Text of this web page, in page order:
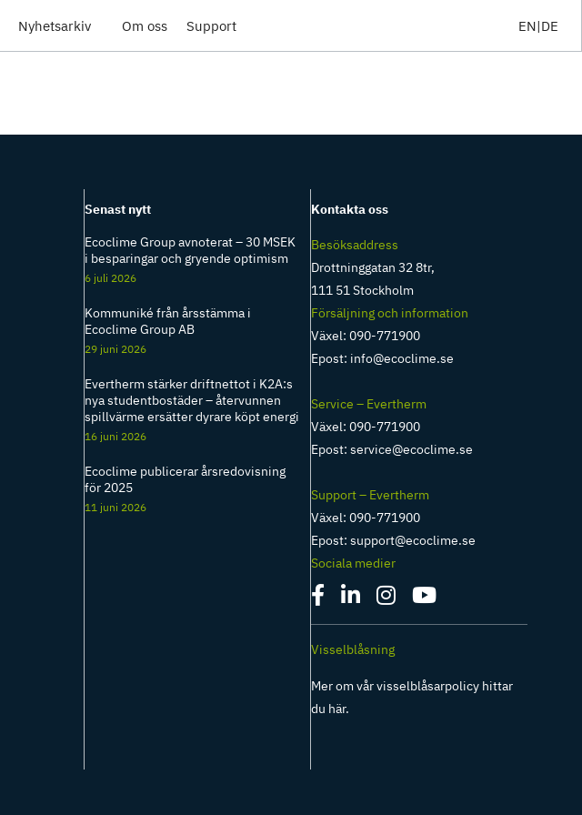
Nyhetsarkiv Om oss Support EN DE
Senast nytt
Ecoclime Group avnoterat – 30 MSEK
i besparingar och gryende optimism
6 juli 2026
Kommuniké från årsstämma i
Ecoclime Group AB
29 juni 2026
Evertherm stärker driftnettot i K2A:s
nya studentbostäder – återvunnen
spillvärme ersätter dyrare köpt energi
16 juni 2026
Ecoclime publicerar årsredovisning
för 2025
11 juni 2026
Kontakta oss
Besöksaddress
Drottninggatan 32 8tr,
111 51 Stockholm
Försäljning och information
Växel: 090-771900
Epost: info@ecoclime.se
Service – Evertherm
Växel: 090-771900
Epost: service@ecoclime.se
Support – Evertherm
Växel: 090-771900
Epost: support@ecoclime.se
Sociala medier
Visselblåsning
Mer om vår visselblåsarpolicy hittar
du här.